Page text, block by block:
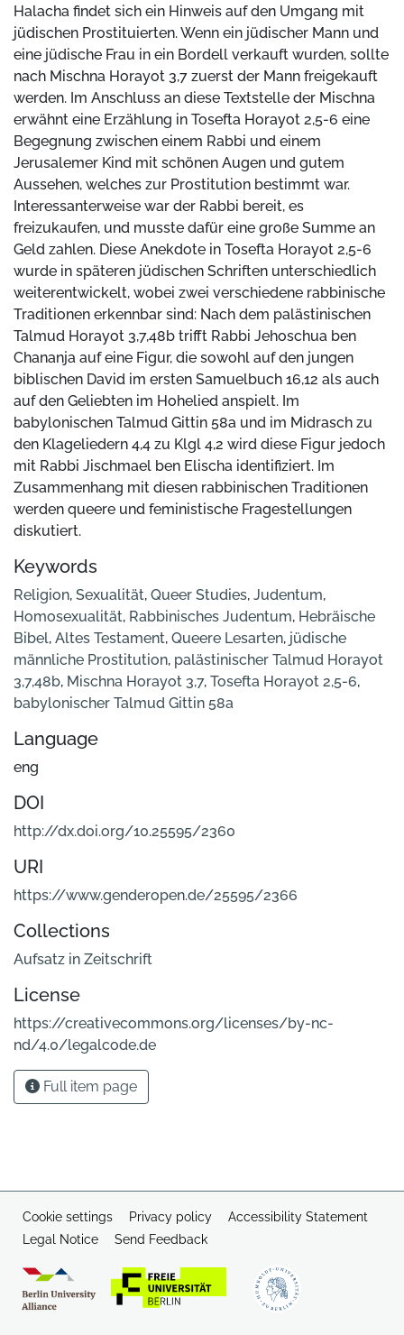
Halacha findet sich ein Hinweis auf den Umgang mit
jüdischen Prostituierten. Wenn ein jüdischer Mann und
eine jüdische Frau in ein Bordell verkauft wurden, sollte
nach Mischna Horayot 3,7 zuerst der Mann freigekauft
werden. Im Anschluss an diese Textstelle der Mischna
erwähnt eine Erzählung in Tosefta Horayot 2,5-6 eine
Begegnung zwischen einem Rabbi und einem
Jerusalemer Kind mit schönen Augen und gutem
Aussehen, welches zur Prostitution bestimmt war.
Interessanterweise war der Rabbi bereit, es
freizukaufen, und musste dafür eine große Summe an
Geld zahlen. Diese Anekdote in Tosefta Horayot 2,5-6
wurde in späteren jüdischen Schriften unterschiedlich
weiterentwickelt, wobei zwei verschiedene rabbinische
Traditionen erkennbar sind: Nach dem palästinischen
Talmud Horayot 3,7,48b trifft Rabbi Jehoschua ben
Chananja auf eine Figur, die sowohl auf den jungen
biblischen David im ersten Samuelbuch 16,12 als auch
auf den Geliebten im Hohelied anspielt. Im
babylonischen Talmud Gittin 58a und im Midrasch zu
den Klageliedern 4,4 zu Klgl 4,2 wird diese Figur jedoch
mit Rabbi Jischmael ben Elischa identifiziert. Im
Zusammenhang mit diesen rabbinischen Traditionen
werden queere und feministische Fragestellungen
diskutiert.
Keywords
Religion, Sexualität, Queer Studies, Judentum,
Homosexualität, Rabbinisches Judentum, Hebräische
Bibel, Altes Testament, Queere Lesarten, jüdische
männliche Prostitution, palästinischer Talmud Horayot
3,7,48b, Mischna Horayot 3,7, Tosefta Horayot 2,5-6,
babylonischer Talmud Gittin 58a
Language
eng
DOI
http://dx.doi.org/10.25595/2360
URI
https://www.genderopen.de/25595/2366
Collections
Aufsatz in Zeitschrift
License
https://creativecommons.org/licenses/by-nc-
nd/4.0/legalcode.de
Full item page
Cookie settings Privacy policy
Accessibility Statement
Legal Notice
Send Feedback